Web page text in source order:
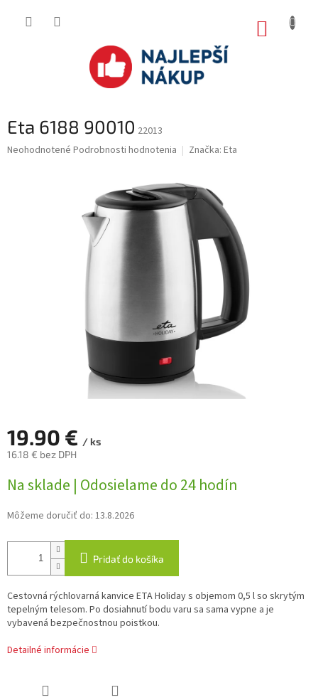
Eta 6188 90010 22013
Priemerné
Neohodnotené Podrobnosti hodnotenia Značka: Eta
19.90 € / ks
16.18 € bez DPH
cena:
Na sklade | Odosielame do 24 hodín
Môžeme doručiť do: 13.8.2026
Pridať do košíka
Cestovná rýchlovarná kanvice ETA Holiday s objemom 0,5 l so skrytým
tepelným telesom. Po dosiahnutí bodu varu sa sama vypne a je
vybavená bezpečnostnou poistkou.
Detailné informácie